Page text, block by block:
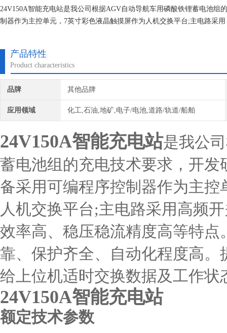
24V150A智能充电站是我公司根据AGV自动导航车用磷酸铁锂蓄电池
制器作为主控单元，7英寸彩色液晶触摸屏作为人机交换平台;主电路采用
产品特性
Product characteristics
品牌 其他品牌
应用领域 化工,石油,地矿,电子/电池,道路/轨道/船舶
24V150A智能充电站是我公
蓄电池组的充电技术要求，开
备采用可编程序控制器作为主
人机交换平台;主电路采用高频
效率高、稳压稳流精度高等特
靠、保护齐全、自动化程度高
给上位机适时交换数据及工作状
24V150A智能充电站
额定技术参数